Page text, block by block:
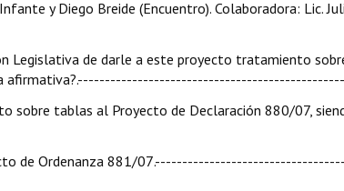
y Diego Breide (Encuentro). Colaboradora: Lic.
Legislativa de darle a este proyecto tratamiento
la
sobre tablas al Proyecto de Declaración 880/07,
de Ordenanza 881/